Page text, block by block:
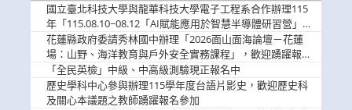
國立臺北科技大學與龍華科技大學電子工程系合作辦理115
年「115.08.10~08.12「AI賦能應用於智慧半導體研習營」，
歡迎學生踴躍報名參加
花蓮縣政府委請秀林國中辦理「2026面山面海論壇－花蓮
場：山野、海洋教育與戶外安全實務課程」，歡迎踴躍報名
參加
「全民英檢」中級、中高級測驗現正報名中
歷史學科中心參與辦理115學年度台語片影史，歡迎歷史科
及關心本議題之教師踴躍報名參加